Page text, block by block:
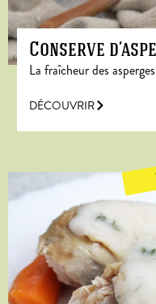
Conserve
La fraîcheur des
DÉCOUVRIR